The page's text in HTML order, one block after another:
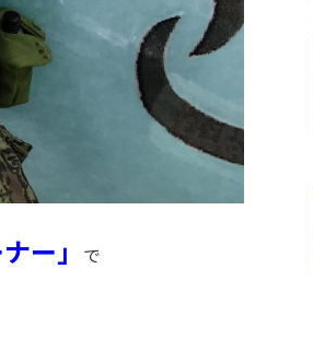
ー」 で